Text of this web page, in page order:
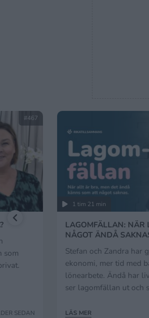
#467
som
SEDAN
1 tim 21 min
LAGOMFÄLLAN: NÄR
NÅGOT ÄNDÅ
Stefan och Zandra har
ekonomi, mer tid med
lönearbete. Ändå har
ser lagomfällan ut och
LÄS MER